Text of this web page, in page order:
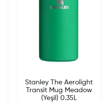
Stanley The Aerolight
Transit Mug Meadow
(Yeşil) 0.35L